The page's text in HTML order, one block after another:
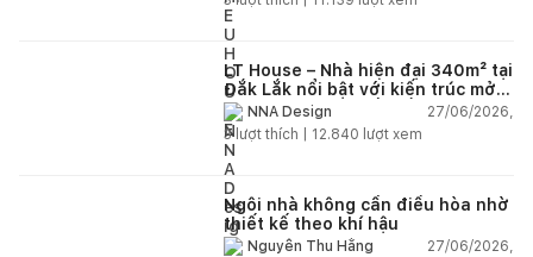
LT House – Nhà hiện đại 340m² tại
Đắk Lắk nổi bật với kiến trúc mở
và hệ sân vườn kết nối thiên
nhiên
NNA Design
27/06/2026,
3lượt thích | 12.840 lượt xem
Ngôi nhà không cần điều hòa nhờ
thiết kế theo khí hậu
Nguyễn Thu Hằng
27/06/2026,